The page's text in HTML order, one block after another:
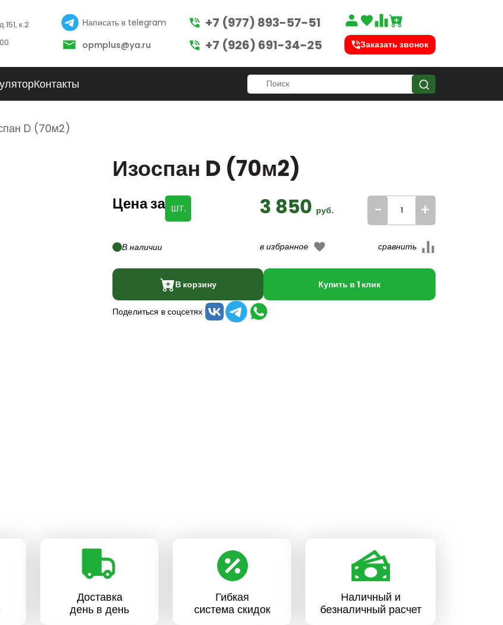
к.2
Написать в telegram
opmplus@ya.ru
+7 (977) 893-57-51
+7 (926) 691-34-25
Заказать звонок
Контакты
D (70м2)
Изоспан D (70м2)
Цена за ШТ. 3 850 руб. - +
В наличии
В корзину Купить в 1 клик
Поделиться в соцсетях
Доставка
день в день
Гибкая
система скидок
Наличный и
безналичный расчет